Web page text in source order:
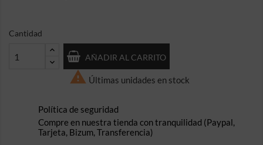
Cantidad
AÑADIR AL CARRITO
 Últimas unidades en stock
Política de seguridad
Compre en nuestra tienda con tranquilidad (Paypal,
Tarjeta, Bizum, Transferencia)